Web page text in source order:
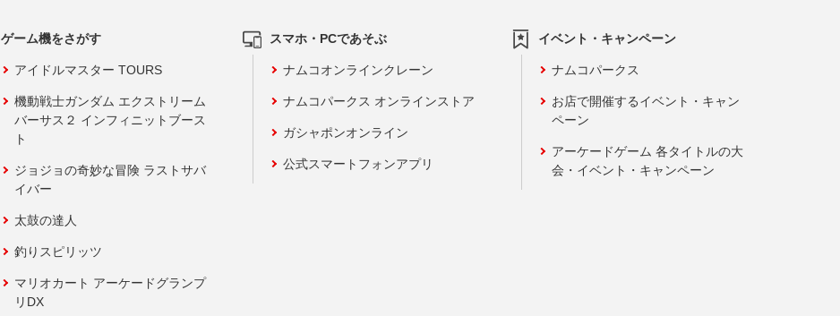
ゲーム機をさがす
アイドルマスター TOURS
機動戦士ガンダム エクストリーム
バーサス２ インフィニットブース
ト
ジョジョの奇妙な冒険 ラストサバ
イバー
太鼓の達人
釣りスピリッツ
マリオカート アーケードグランプ
リDX
スマホ・PCであそぶ
ナムコオンラインクレーン
ナムコパークス オンラインストア
ガシャポンオンライン
公式スマートフォンアプリ
イベント・キャンペーン
ナムコパークス
お店で開催するイベント・キャン
ペーン
アーケードゲーム 各タイトルの大
会・イベント・キャンペーン